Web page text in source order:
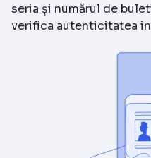
seria și numărul de
verifica autenticitatea